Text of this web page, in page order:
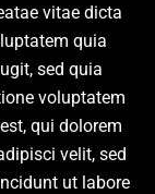
vitae dicta
quia
sed quia
voluptatem
qui dolorem
velit, sed
ut labore